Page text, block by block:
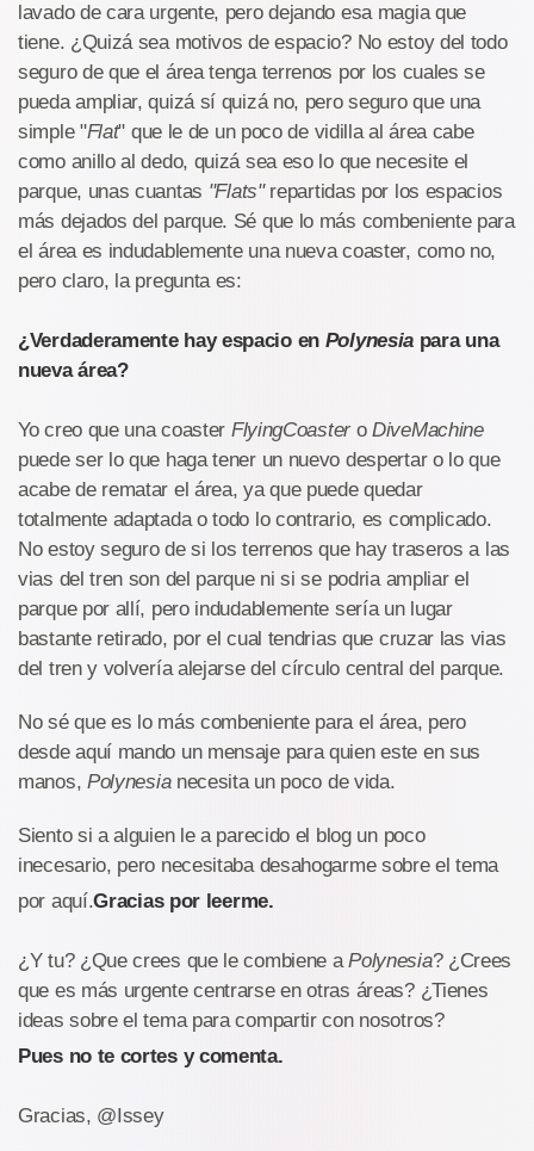
lavado de cara urgente, pero dejando esa magia que
tiene. ¿Quizá sea motivos de espacio? No estoy del todo
seguro de que el área tenga terrenos por los cuales se
pueda ampliar, quizá sí quizá no, pero seguro que una
simple "Flat" que le de un poco de vidilla al área cabe
como anillo al dedo, quizá sea eso lo que necesite el
parque, unas cuantas "Flats"repartidas por los espacios
más dejados del parque. Sé que lo más combeniente para
el área es indudablemente una nueva coaster, como no,
pero claro, la pregunta es:
¿Verdaderamente hay espacio en Polynesia para una
nueva área?
Yo creo que una coaster FlyingCoasteroDiveMachine
puede ser lo que haga tener un nuevo despertar o lo que
acabe de rematar el área, ya que puede quedar
totalmente adaptada o todo lo contrario, es complicado.
No estoy seguro de si los terrenos que hay traseros a las
vias del tren son del parque ni si se podria ampliar el
parque por allí, pero indudablemente sería un lugar
bastante retirado, por el cual tendrias que cruzar las vias
del tren y volvería alejarse del círculo central del parque.
No sé que es lo más combeniente para el área, pero
desde aquí mando un mensaje para quien este en sus
manos, Polynesianecesita un poco de vida.
Siento si a alguien le a parecido el blog un poco
inecesario, pero necesitaba desahogarme sobre el tema
por aquí.Gracias por leerme.
¿Y tu? ¿Que crees que le combiene aPolynesia? ¿Crees
que es más urgente centrarse en otras áreas? ¿Tienes
ideas sobre el tema para compartir con nosotros?
Pues no te cortes y comenta.
Gracias, @Issey